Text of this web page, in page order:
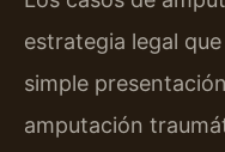
estrategia legal
simple
amputación